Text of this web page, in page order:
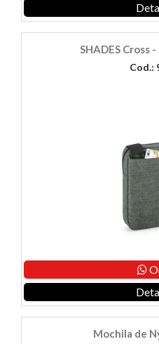
SHADES Cross
Cod.:
Mochila de